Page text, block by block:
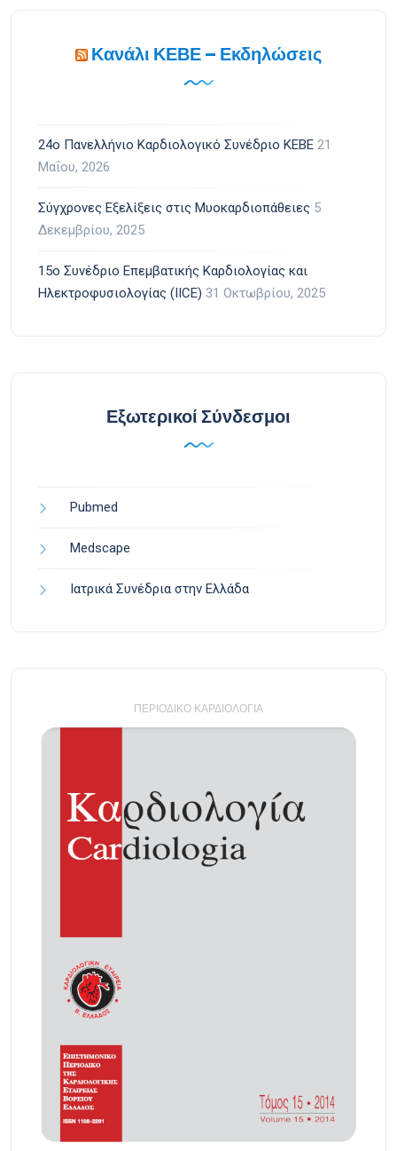
Κανάλι ΚΕΒΕ – Εκδηλώσεις
24ο Πανελλήνιο Καρδιολογικό Συνέδριο ΚΕΒΕ 21
Μαΐου, 2026
Σύγχρονες Εξελίξεις στις Μυοκαρδιοπάθειες 5
Δεκεμβρίου, 2025
15ο Συνέδριο Επεμβατικής Καρδιολογίας και
Ηλεκτροφυσιολογίας (IICE) 31 Οκτωβρίου, 2025
Εξωτερικοί Σύνδεσμοι
Pubmed
Medscape
Ιατρικά Συνέδρια στην Ελλάδα
ΠΕΡΙΟΔΙΚΌ ΚΑΡΔΙΟΛΟΓΊΑ